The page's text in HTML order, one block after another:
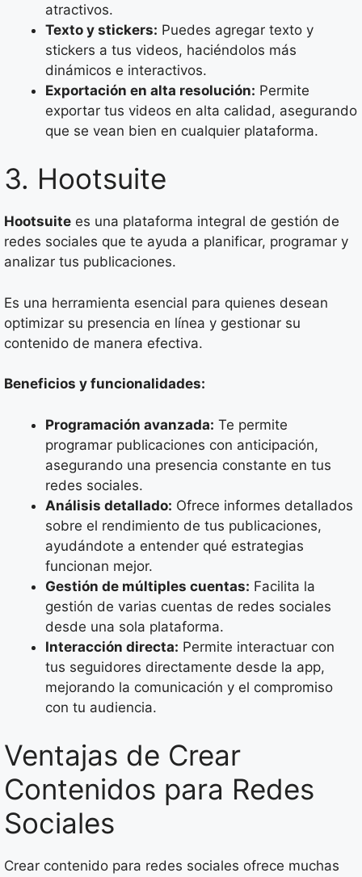
atractivos.
Texto y stickers: Puedes agregar texto y
stickers a tus videos, haciéndolos más
dinámicos e interactivos.
Exportación en alta resolución: Permite
exportar tus videos en alta calidad, asegurando
que se vean bien en cualquier plataforma.
3. Hootsuite
Hootsuite es una plataforma integral de gestión de
redes sociales que te ayuda a planificar, programar y
analizar tus publicaciones.
Es una herramienta esencial para quienes desean
optimizar su presencia en línea y gestionar su
contenido de manera efectiva.
Beneficios y funcionalidades:
Programación avanzada: Te permite
programar publicaciones con anticipación,
asegurando una presencia constante en tus
redes sociales.
Análisis detallado: Ofrece informes detallados
sobre el rendimiento de tus publicaciones,
ayudándote a entender qué estrategias
funcionan mejor.
Gestión de múltiples cuentas: Facilita la
gestión de varias cuentas de redes sociales
desde una sola plataforma.
Interacción directa: Permite interactuar con
tus seguidores directamente desde la app,
mejorando la comunicación y el compromiso
con tu audiencia.
Ventajas de Crear
Contenidos para Redes
Sociales
Crear contenido para redes sociales ofrece muchas